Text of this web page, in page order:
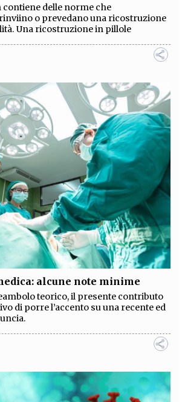
contiene delle norme che
o prevedano una ricostruzione
Una ricostruzione in pillole
alcune note minime
teorico, il presente contributo
di porre l’accento su una recente ed